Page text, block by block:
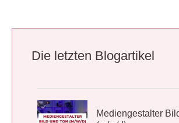
Die letzten Blogartikel
Mediengestalter